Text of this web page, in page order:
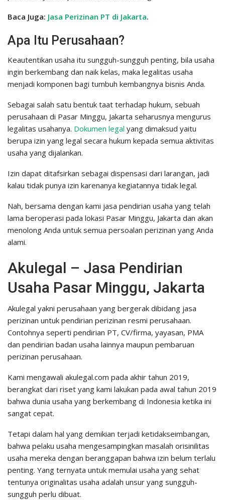
Baca Juga: Jasa Perizinan PT di Jakarta.
Apa Itu Perusahaan?
Keautentikan usaha itu sungguh-sungguh penting, bila usaha
ingin berkembang dan naik kelas, maka legalitas usaha
menjadi komponen bagi tumbuh kembangnya bisnis Anda.
Sebagai salah satu bentuk taat terhadap hukum, sebuah
perusahaan di Pasar Minggu, Jakarta seharusnya mengurus
legalitas usahanya. Dokumen legal yang dimaksud yaitu
berupa izin yang legal secara hukum kepada semua aktivitas
usaha yang dijalankan.
Izin dapat ditafsirkan sebagai dispensasi dari larangan, jadi
kalau tidak punya izin karenanya kegiatannya tidak legal.
Nah, bersama dengan kami jasa pendirian usaha yang telah
lama beroperasi pada lokasi Pasar Minggu, Jakarta dan akan
menolong Anda untuk semua persoalan perizinan yang Anda
alami.
Akulegal – Jasa Pendirian
Usaha Pasar Minggu, Jakarta
Akulegal yakni perusahaan yang bergerak dibidang jasa
perizinan untuk pendirian perizinan resmi perusahaan.
Contohnya seperti pendirian PT, CV/firma, yayasan, PMA
dan pendirian badan usaha lainnya maupun pembaruan
perizinan perusahaan.
Kami mengawali akulegal.com pada akhir tahun 2019,
berangkat dari riset yang kami lakukan pada awal tahun 2019
bahwa dunia usaha yang berkembang di Indonesia ketika ini
sangat cepat.
Tetapi dalam hal yang demikian terjadi ketidakseimbangan,
bahwa pelaku usaha mengesampingkan masalah orisinilitas
usaha mereka dengan beranggapan bahwa izin belum terlalu
penting. Yang ternyata untuk memulai usaha yang sehat
tentunya originalitas usaha adalah unsur yang sungguh-
sungguh perlu dibuat.